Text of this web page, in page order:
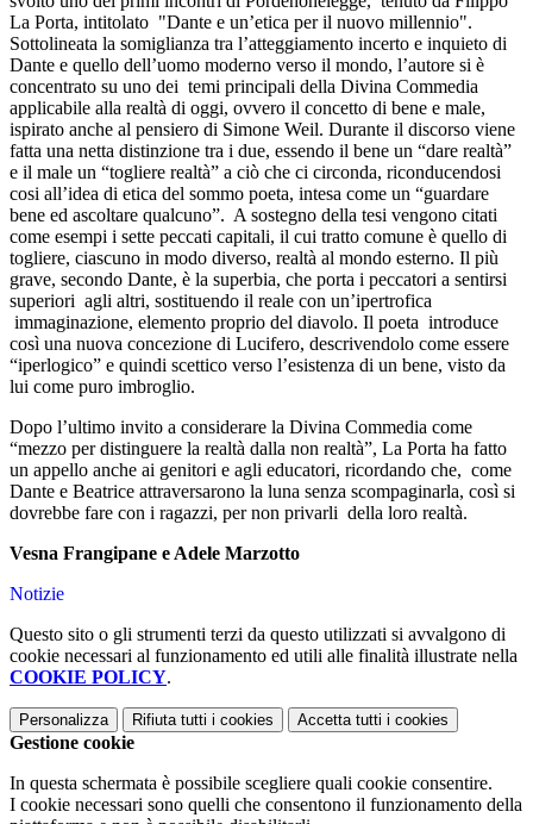
La Porta, intitolato "Dante e un’etica per il nuovo millennio".
Sottolineata la somiglianza tra l’atteggiamento incerto e inquieto di
Dante e quello dell’uomo moderno verso il mondo, l’autore si è
concentrato su uno dei temi principali della Divina Commedia
applicabile alla realtà di oggi, ovvero il concetto di bene e male,
ispirato anche al pensiero di Simone Weil. Durante il discorso viene
fatta una netta distinzione tra i due, essendo il bene un “dare realtà”
e il male un “togliere realtà” a ciò che ci circonda, riconducendosi
cosi all’idea di etica del sommo poeta, intesa come un “guardare
bene ed ascoltare qualcuno”. A sostegno della tesi vengono citati
come esempi i sette peccati capitali, il cui tratto comune è quello di
togliere, ciascuno in modo diverso, realtà al mondo esterno. Il più
grave, secondo Dante, è la superbia, che porta i peccatori a sentirsi
superiori agli altri, sostituendo il reale con un’ipertrofica
immaginazione, elemento proprio del diavolo. Il poeta introduce
così una nuova concezione di Lucifero, descrivendolo come essere
“iperlogico” e quindi scettico verso l’esistenza di un bene, visto da
lui come puro imbroglio.
Dopo l’ultimo invito a considerare la Divina Commedia come
“mezzo per distinguere la realtà dalla non realtà”, La Porta ha fatto
un appello anche ai genitori e agli educatori, ricordando che, come
Dante e Beatrice attraversarono la luna senza scompaginarla, così si
dovrebbe fare con i ragazzi, per non privarli della loro realtà.
Vesna Frangipane e Adele Marzotto
Notizie
Questo sito o gli strumenti terzi da questo utilizzati si avvalgono di
cookie necessari al funzionamento ed utili alle finalità illustrate nella
COOKIE POLICY.
Personalizza Rifiuta tutti i cookies Accetta tutti i cookies
Gestione cookie
In questa schermata è possibile scegliere quali cookie consentire.
I cookie necessari sono quelli che consentono il funzionamento della